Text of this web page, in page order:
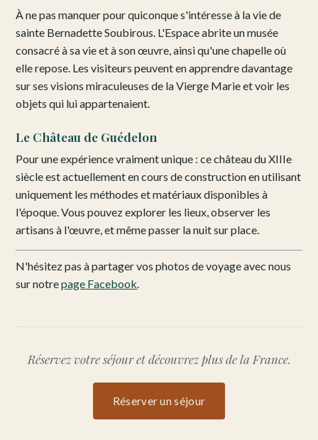
À ne pas manquer pour quiconque s'intéresse à la vie de
sainte Bernadette Soubirous. L'Espace abrite un musée
consacré à sa vie et à son œuvre, ainsi qu'une chapelle où
elle repose. Les visiteurs peuvent en apprendre davantage
sur ses visions miraculeuses de la Vierge Marie et voir les
objets qui lui appartenaient.
Le Château de Guédelon
Pour une expérience vraiment unique : ce château du XIIIe
siècle est actuellement en cours de construction en utilisant
uniquement les méthodes et matériaux disponibles à
l'époque. Vous pouvez explorer les lieux, observer les
artisans à l'œuvre, et même passer la nuit sur place.
N'hésitez pas à partager vos photos de voyage avec nous
sur notrepage Facebook.
Réservez votre séjour et découvrez plus de la France.
Réserver un séjour